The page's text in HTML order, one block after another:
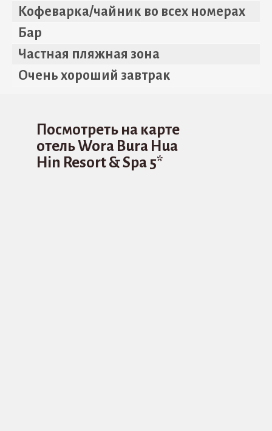
Кофеварка/чайник во всех номерах
Бар
Частная пляжная зона
Очень хороший завтрак
Посмотреть на карте
отель Wora Bura Hua
Hin Resort & Spa 5*